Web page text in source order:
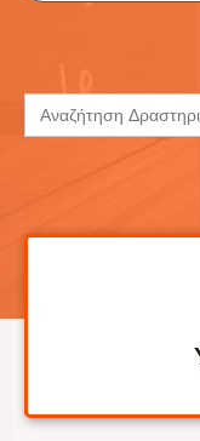
Search
for: